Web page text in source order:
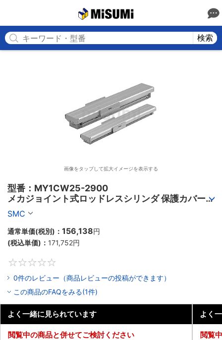
検索
画像をタップして拡大イメージを表示する
型番：MY1CW25-2900
メカジョイント式ロッドレスシリンダ 保護カバー付
MY1□Wシリーズ
SMC
通常単価(税別)： 156,138円
(税込単価)： 171,752円
0件のレビュー（商品レビューの投稿ができます）
この商品のFAQをみる(1件)
よく一緒に見られています
閲覧中の商品と併せてご検討ください
よく
閲覧